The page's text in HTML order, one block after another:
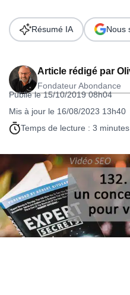
Article rédigé par
Fondateur Abondance
Publié le 15/10/2019 08h04
Mis à jour le 16/08/2023 13h40
Temps de lecture : 3 minutes
Résumé IA Nous